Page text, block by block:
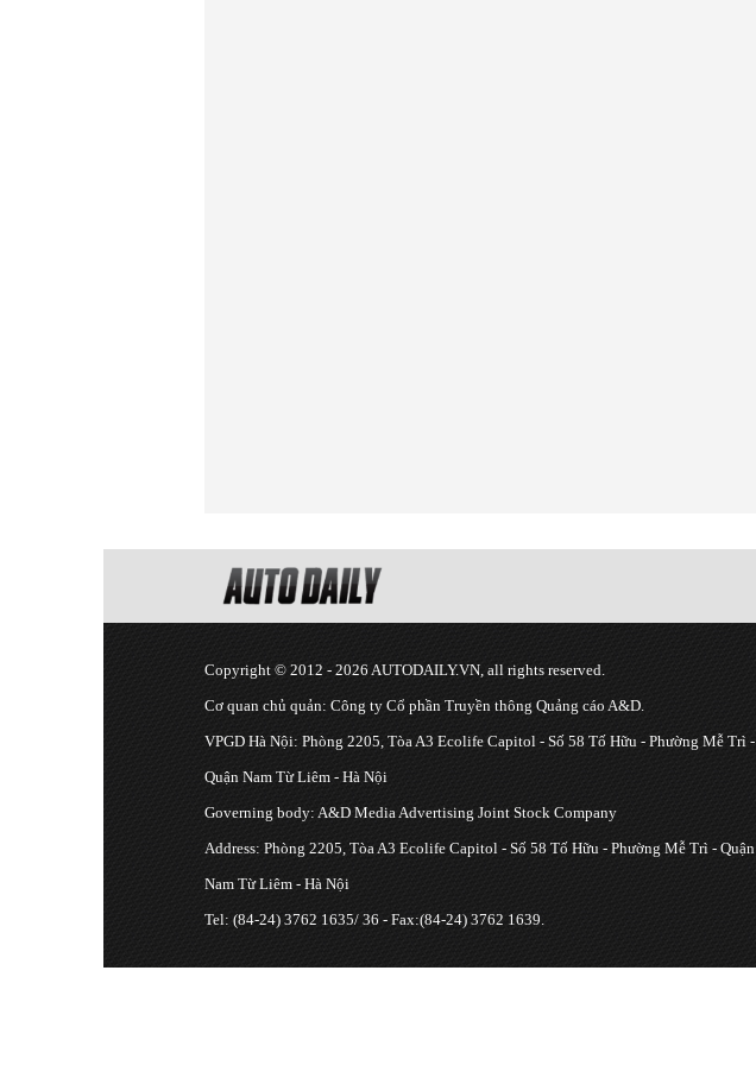
Copyright © 2012 - 2026 AUTODAILY.VN, all rights reserved.
Cơ quan chủ quản: Công ty Cổ phần Truyền thông Quảng cáo A&D.
VPGD Hà Nội: Phòng 2205, Tòa A3 Ecolife Capitol - Số 58 Tố Hữu - Phường Mễ Trì -
Quận Nam Từ Liêm - Hà Nội
Governing body: A&D Media Advertising Joint Stock Company
Address: Phòng 2205, Tòa A3 Ecolife Capitol - Số 58 Tố Hữu - Phường Mễ Trì - Quận
Nam Từ Liêm - Hà Nội
Tel: (84-24) 3762 1635/ 36 - Fax:(84-24) 3762 1639.